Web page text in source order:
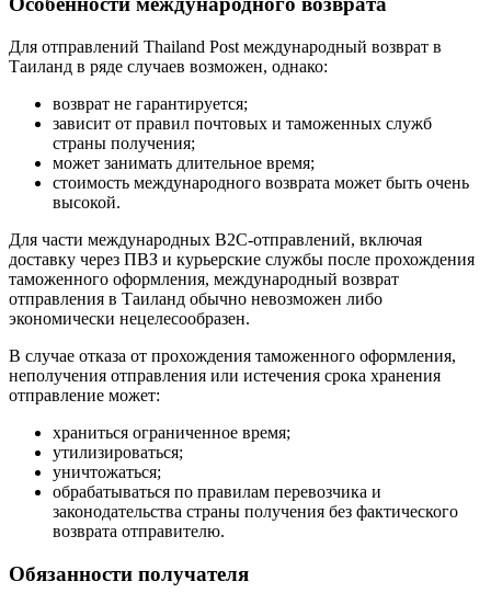
Для отправлений Thailand Post международный возврат в
Таиланд в ряде случаев возможен, однако:
возврат не гарантируется;
зависит от правил почтовых и таможенных служб
страны получения;
может занимать длительное время;
стоимость международного возврата может быть очень
высокой.
Для части международных B2C-отправлений, включая
доставку через ПВЗ и курьерские службы после прохождения
таможенного оформления, международный возврат
отправления в Таиланд обычно невозможен либо
экономически нецелесообразен.
В случае отказа от прохождения таможенного оформления,
неполучения отправления или истечения срока хранения
отправление может:
храниться ограниченное время;
утилизироваться;
уничтожаться;
обрабатываться по правилам перевозчика и
законодательства страны получения без фактического
возврата отправителю.
Обязанности получателя